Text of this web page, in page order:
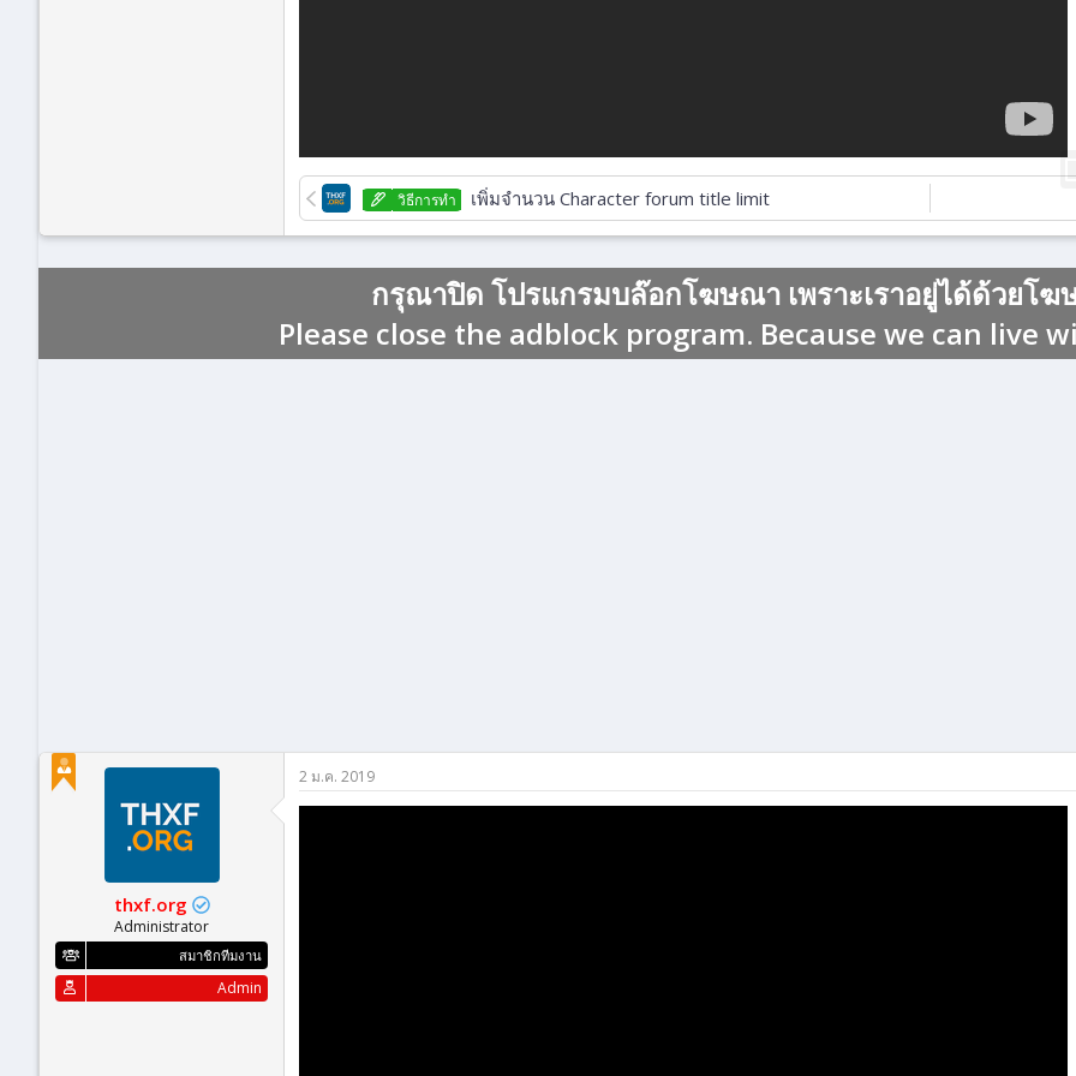
วิธีการทํา เพิ่มจำนวน Character forum title limit
กรุณาปิด โปรแกรมบล๊อกโฆษณา เพราะเราอยู่ได้ด้วยโ
Please close the adblock program. Because we can live
thxf.org
Administrator
สมาชิกทีมงาน
Admin
2 ม.ค. 2019